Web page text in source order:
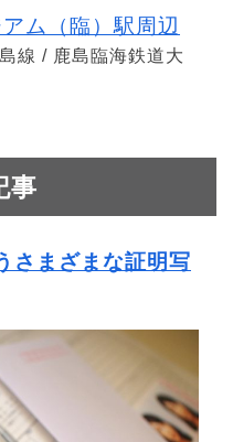
ム（臨）駅周辺
島線 / 鹿島臨海鉄道大
事
さまざまな証明写